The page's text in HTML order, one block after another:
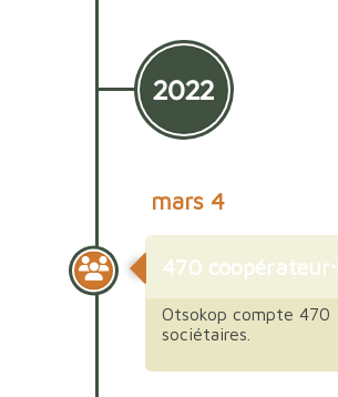
2022
mars 4
470
Otsokop compte 470
sociétaires.